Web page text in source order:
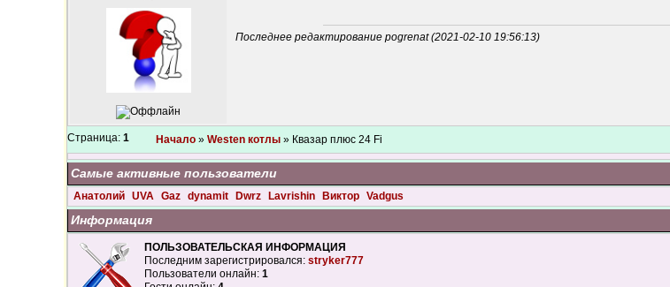
Последнее редактирование pogrenat (2021-02-10 19:56:13)
Страница: 1 Начало » Westen котлы » Квазар плюс 24 Fi
Самые активные пользователи
Анатолий UVA Gaz dynamit Dwrz Lavrishin Виктор Vadgus
Информация
ПОЛЬЗОВАТЕЛЬСКАЯ ИНФОРМАЦИЯ
Последним зарегистрировался: stryker777
Пользователи онлайн: 1